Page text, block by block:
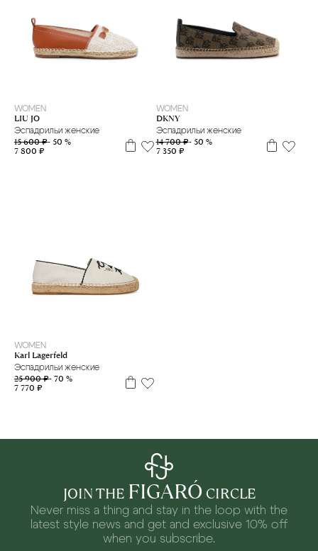
WOMEN
LIU JO
Эспадрильи женские
15 600 ₽- 50 %
7 800 ₽
WOMEN
DKNY
Эспадрильи женские
14 700 ₽- 50 %
7 350 ₽
WOMEN
Karl Lagerfeld
Эспадрильи женские
25 900 ₽- 70 %
7 770 ₽
JOIN THE FIGARÓ CIRCLE
Never miss a thing and stay in the loop with the
latest style news and get and exclusive 10% off
when you subscribe.